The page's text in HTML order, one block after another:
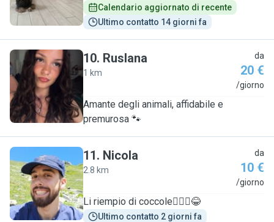
Calendario aggiornato di recente
Ultimo contatto 14 giorni fa
R
10. Ruslana
1 km
da
20 €
/giorno
Amante degli animali, affidabile e
premurosa 🐾
N
11. Nicola
2.8 km
da
10 €
/giorno
Li riempio di coccole🤷🏻‍♂️😂
Ultimo contatto 2 giorni fa